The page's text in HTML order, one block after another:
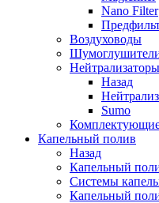
Nano Filter
Воздуховоды
Назад
Sumo
Капельный полив
Назад
Капельный
Системы
Капельный